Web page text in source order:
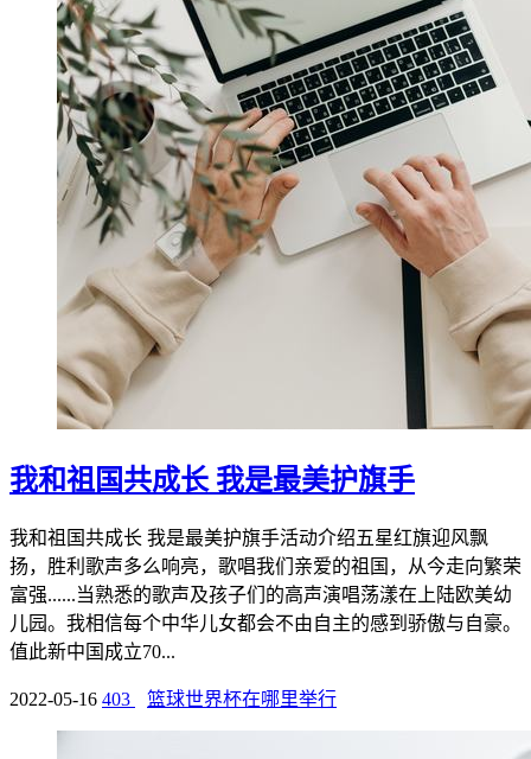
我和祖国共成长 我是最美护旗手
我和祖国共成长 我是最美护旗手活动介绍五星红旗迎风飘
扬，胜利歌声多么响亮，歌唱我们亲爱的祖国，从今走向繁荣
富强......当熟悉的歌声及孩子们的高声演唱荡漾在上陆欧美幼
儿园。我相信每个中华儿女都会不由自主的感到骄傲与自豪。
值此新中国成立70...
2022-05-16 403 篮球世界杯在哪里举行